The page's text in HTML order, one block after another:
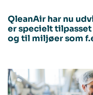
QleanAir har nu
er specielt
og til miljøer som